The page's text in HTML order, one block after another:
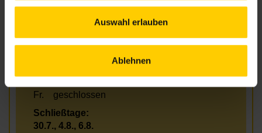
Auswahl erlauben
Ablehnen
Öffnungszeiten
Mo. 09.00–12.00 & 13.00–16.30 Uhr
13.00–15.00 Uhr
Fr.
geschlossen
Schließtage:
30.7., 4.8., 6.8.